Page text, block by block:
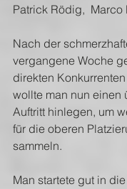
Patrick Rödig,
Nach der
vergangene Woche
direkten
wollte man nun einen
Auftritt hinlegen, um
für die oberen
sammeln.
Man startete gut in